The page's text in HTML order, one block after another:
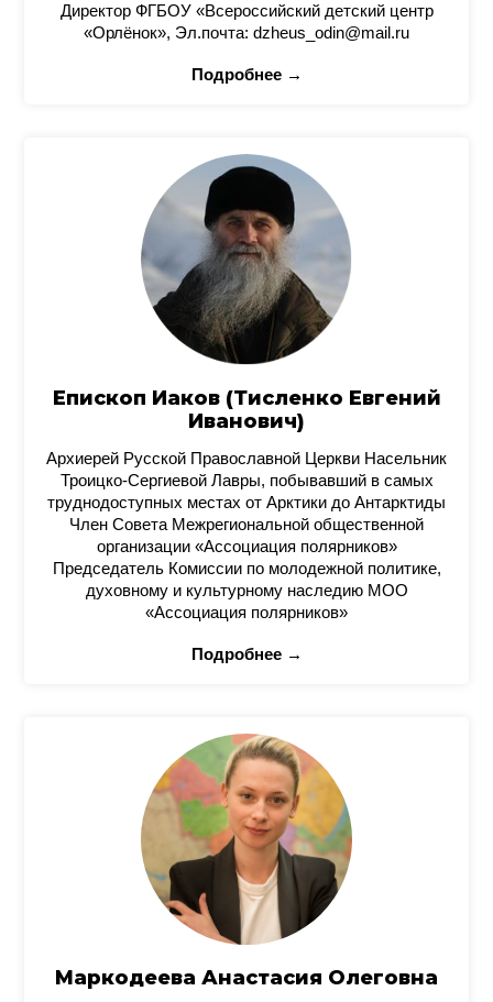
Директор ФГБОУ «Всероссийский детский центр
«Орлёнок», Эл.почта: dzheus_odin@mail.ru
Подробнее →
Епископ Иаков (Тисленко Евгений
Иванович)
Архиерей Русской Православной Церкви Насельник
Троицко-Сергиевой Лавры, побывавший в самых
труднодоступных местах от Арктики до Антарктиды
Член Совета Межрегиональной общественной
организации «Ассоциация полярников»
Председатель Комиссии по молодежной политике,
духовному и культурному наследию МОО
«Ассоциация полярников»
Подробнее →
Маркодеева Анастасия Олеговна